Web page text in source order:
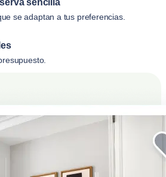
sencilla
se adaptan a tus preferencias.